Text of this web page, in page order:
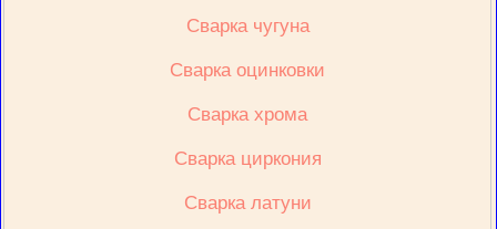
Сварка чугуна
Сварка оцинковки
Сварка хрома
Сварка циркония
Сварка латуни